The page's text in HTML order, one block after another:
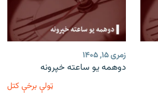
زمری ۱۵, ۱۴۰۵
دوهمه یو ساعته خپرونه
ټولې برخې کتل